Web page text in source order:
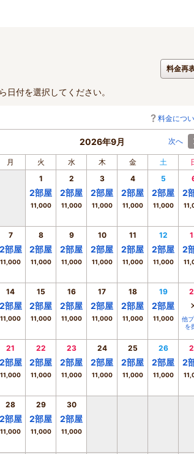
料金再
日付を選択してください。
料金につ
2026年9月 次へ
月 火 水 木 金 土
1
2部屋
11,000
2
2部屋
11,000
3
2部屋
11,000
4
2部屋
11,000
5
2部屋
11,000
2
7
2部屋
11,000
8
2部屋
11,000
9
2部屋
11,000
10
2部屋
11,000
11
2部屋
11,000
12
2部屋
11,000
2
14
2部屋
11,000
15
2部屋
11,000
16
2部屋
11,000
17
2部屋
11,000
18
2部屋
11,000
19
2部屋
11,000
他
を
21
2部屋
11,000
22
2部屋
11,000
23
2部屋
11,000
24
2部屋
11,000
25
2部屋
11,000
26
2部屋
11,000
2
28
2部屋
11,000
29
2部屋
11,000
30
2部屋
11,000